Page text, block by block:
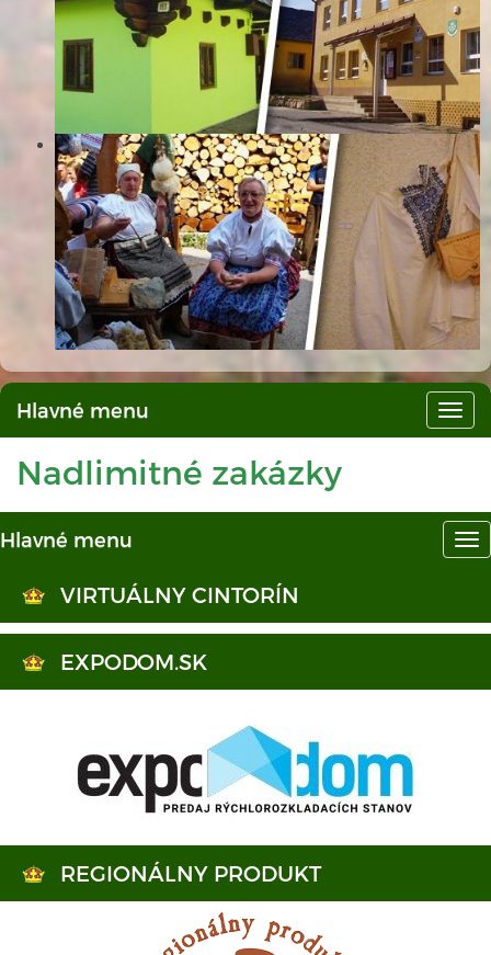
Hlavné menu
Nadlimitné zakázky
Hlavné menu
VIRTUÁLNY CINTORÍN
EXPODOM.SK
REGIONÁLNY PRODUKT